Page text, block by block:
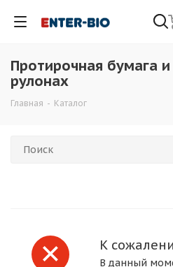
Протирочная бумага
рулонах
Главная - Каталог
К
В данный